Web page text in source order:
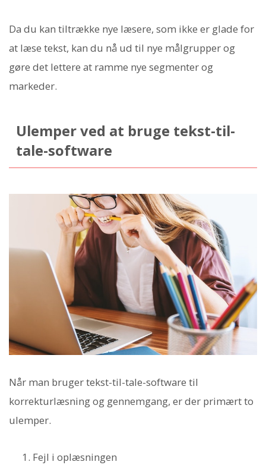
Da du kan tiltrække nye læsere, som ikke er glade for
at læse tekst, kan du nå ud til nye målgrupper og
gøre det lettere at ramme nye segmenter og
markeder.
Ulemper ved at bruge tekst-til-
tale-software
Når man bruger tekst-til-tale-software til
korrekturlæsning og gennemgang, er der primært to
ulemper.
Fejl i oplæsningen